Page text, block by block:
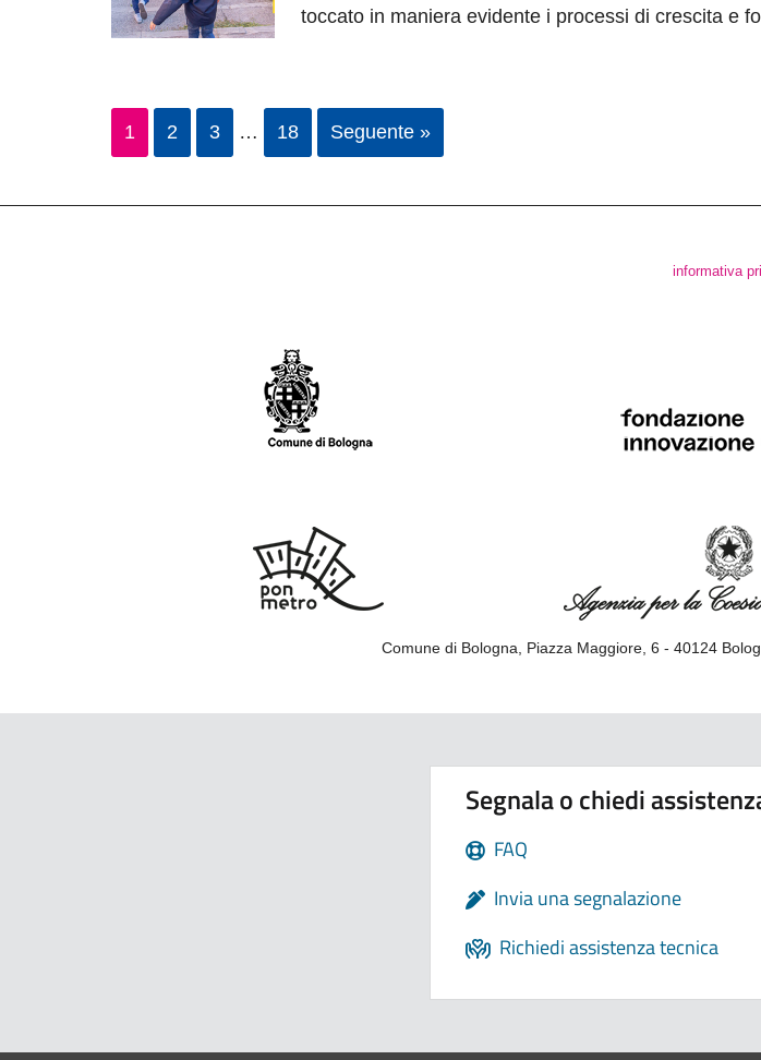
toccato in maniera evidente i processi di crescita e
1 2 3 … 18 Seguente »
informativa
Comune di Bologna, Piazza Maggiore, 6 - 40124
Segnala o chiedi
FAQ
Invia una segnalazione
Richiedi assistenza tecnica